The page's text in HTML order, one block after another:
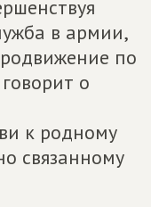
в армии,
по
о
к родному
связанному